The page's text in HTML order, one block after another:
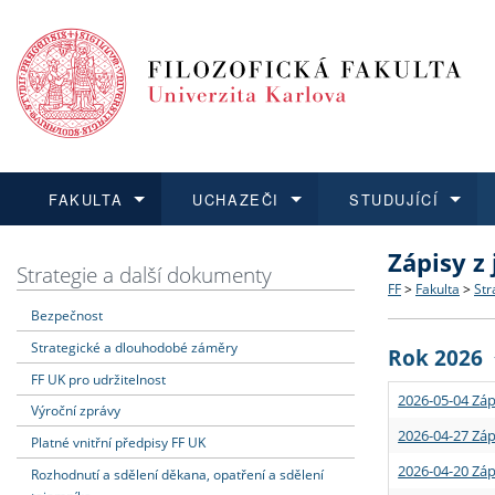
FAKULTA
Dozvědět se více
Struktura
Strategie
Podpora
UCHAZEČI
Podat přihlášku
Co
Učitelské
STUDUJÍCÍ
Dozvědět se více
Rigorózní
Dozvědět se více
O vědě a
Granty a
Dozvědět se více
Aktuální
Strategie a další dokumenty
Bezpečnost
Strategické a dlouhodobé záměry
FF UK pro udržitelnost
Výroční zprávy
Platné vnitřní předpisy FF UK
Rozhodnutí a sdělení děkana, opatření a sdělení
Zápisy
FF > Fakulta >
Rok 2026
2026-05-04
2026-04-27
2026-04-20